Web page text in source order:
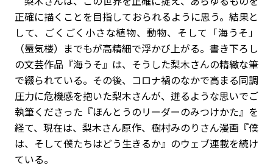
正確に描くことを目指しておられるように思う。結果と
して、ごくごく小さな植物、動物、そして「海うそ」
（蜃気楼）までもが高精細で浮かび上がる。書き下ろし
の文芸作品『海うそ』は、そうした梨木さんの精緻な筆
で綴られている。その後、コロナ禍のなかで高まる同調
圧力に危機感を抱いた梨木さんが、迸るような思いでご
執筆くださった『ほんとうのリーダーのみつけかた』を
経て、現在は、梨木さん原作、樹村みのりさん漫画『僕
は、そして僕たちはどう生きるか』のウェブ連載を続け
ている。